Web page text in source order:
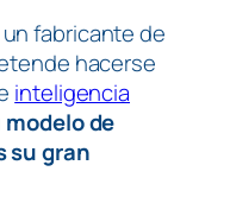
fabricante de
hacerse
inteligencia
de
su gran